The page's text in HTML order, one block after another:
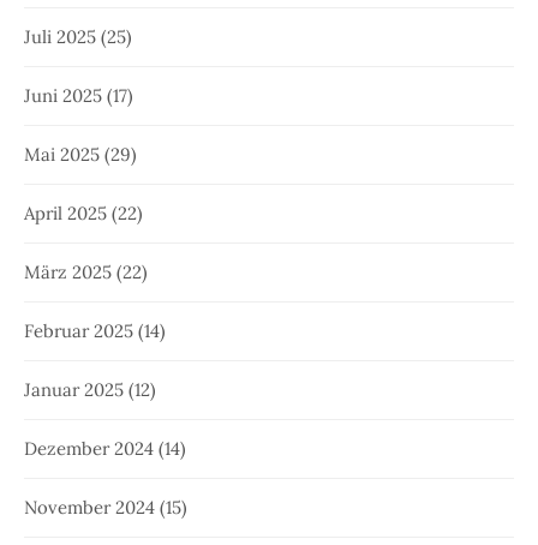
Juli 2025 (25)
Juni 2025 (17)
Mai 2025 (29)
April 2025 (22)
März 2025 (22)
Februar 2025 (14)
Januar 2025 (12)
Dezember 2024 (14)
November 2024 (15)